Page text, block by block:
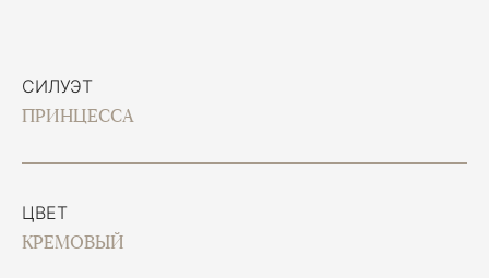
СИЛУЭТ
ПРИНЦЕССА
ЦВЕТ
КРЕМОВЫЙ